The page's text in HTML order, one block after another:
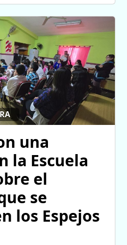
una
la Escuela
el
se
los Espejos